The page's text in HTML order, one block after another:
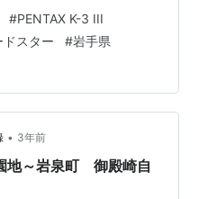
われたらしい。 そのため
ールカラーの車輌を見に
てきた笑 PENTAX K-1
#PENTAX K-3 III
ドスター #岩手県
• 3年前
地～岩泉町 御殿崎自